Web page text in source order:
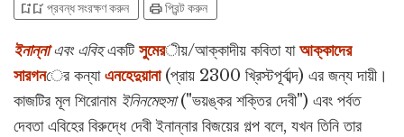
bookmark_addbookmark_added প্রবন্ধ সংরক্ষণ করুন printপ্রিন্ট করুন
ইনান্নাএবং এবিহএকটিসুমেরীয়/আক্কাদীয় কবিতা যাআক্কাদের
সারগনের কন্যাএনহেদুয়ানা(প্রায় 2300 খ্রিস্টপূর্বাব্দ) এর জন্য দায়ী।
কাজটির মূল শিরোনাম ইনিনমেহুসা("ভয়ঙ্কর শক্তির দেবী") এবং পর্বত
দেবতা এবিহের বিরুদ্ধে দেবী ইনান্নার বিজয়ের গল্প বলে, যখন তিনি তার